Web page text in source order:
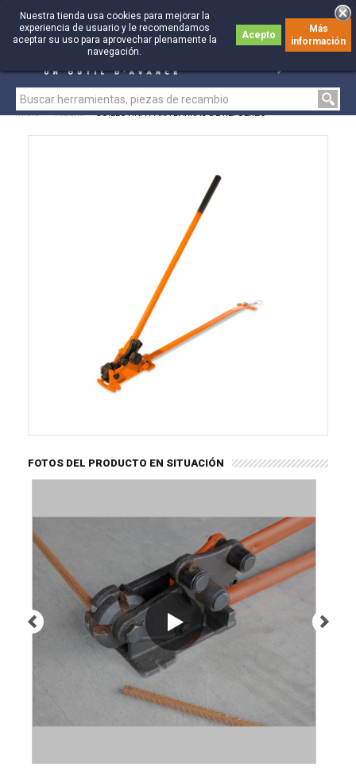
0
0
Nuestra tienda usa cookies para mejorar la
experiencia de usuario y le recomendamos
aceptar su uso para aprovechar plenamente la
navegación.
Acepto
Más
información
Inicio > Albañil > GUILLOTINA PARA BARRAS DE REFUERZO
FOTOS DEL PRODUCTO EN SITUACIÓN